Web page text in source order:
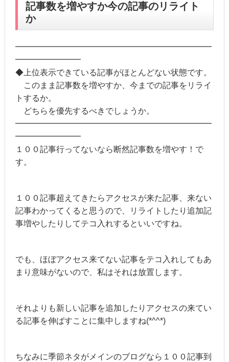
記事数を増やすか今の記事のリライト
か
━━━━━━━━━━━━━━━━━━━━━━━━
━━━━━━━━
◆上位表示できている記事がほとんどない状態です。
このまま記事数を増やすか、今までの記事をリライ
トするか。
どちらを優先するべきでしょうか。
━━━━━━━━━━━━━━━━━━━━━━━━
━━━━━━━━
１００記事行ってないなら断然記事数を増やす！で
す。
１００記事超えてきたらアクセスが来た記事、来ない
記事わかってくると思うので、リライトしたり追加記
事増やしたりしてテコ入れするといいですね。
でも、ほぼアクセス来てない記事をテコ入れしてもあ
まり意味がないので、私はそれは放置します。
それよりも新しい記事を追加したりアクセスの来てい
る記事を伸ばすことに集中しますね(*^^*)
ちなみに季節ネタがメインのブログなら１００記事到